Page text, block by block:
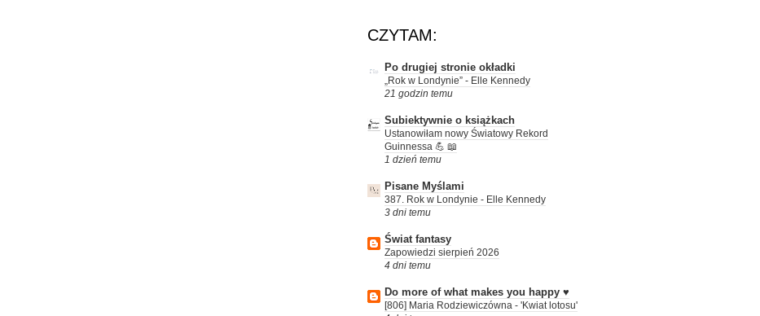
CZYTAM:
Po drugiej stronie okładki
„Rok w Londynie” - Elle Kennedy
21 godzin temu
Subiektywnie o książkach
Ustanowiłam nowy Światowy Rekord
Guinnessa 💪 📖
1 dzień temu
Pisane Myślami
387. Rok w Londynie - Elle Kennedy
3 dni temu
Świat fantasy
Zapowiedzi sierpień 2026
4 dni temu
Do more of what makes you happy ♥
[806] Maria Rodziewiczówna - 'Kwiat lotosu'